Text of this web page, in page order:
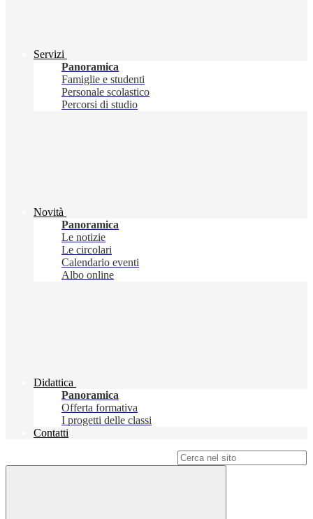
Servizi
Panoramica
Famiglie e studenti
Personale scolastico
Percorsi di studio
Novità
Panoramica
Le notizie
Le circolari
Calendario eventi
Albo online
Didattica
Panoramica
Offerta formativa
I progetti delle classi
Contatti